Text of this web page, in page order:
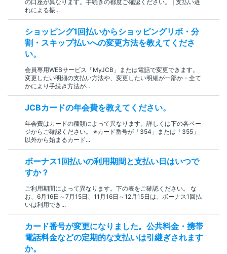
の口座が異なります。手続きの都度ご確認ください。 | 支払い遅
れによる振...
ショッピング1回払いからショッピングリボ・分
割・スキップ払いへの変更方法を教えてくださ
い。
会員専用WEBサービス「MyJCB」または電話で変更できます。
変更したい明細の支払い方法や、変更したい明細が一部か・全て
かにより手続き方法が...
JCBカードの年会費を教えてください。
年会費はカードの種類によって異なります。詳しくは下の各ペー
ジからご確認ください。 ※カード番号が「354」または「355」
以外から始まるカード...
ボーナス1回払いの利用期間と支払い日はいつで
すか？
ご利用期間によって異なります。下の表をご確認ください。 な
お、6月16日～7月15日、11月16日～12月15日は、ボーナス1回払
いは利用でき...
カード番号が変更になりました。公共料金・携帯
電話料金などの定期的な支払いは引継ぎされます
か。